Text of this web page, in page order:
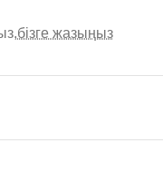
бізге жазыңыз